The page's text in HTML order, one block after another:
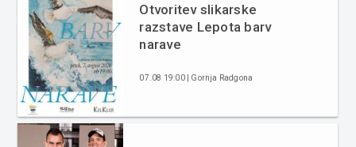
Otvoritev slikarske
razstave Lepota barv
narave
07.08 19:00 | Gornja Radgona